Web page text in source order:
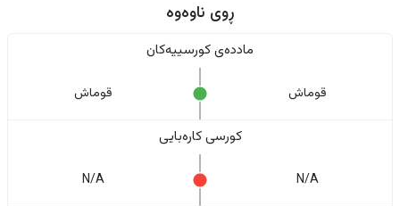
ڕوی ناوەوە
ماددەی کورسییەکان
قوماش قوماش
کورسی کارەبایی
N/A
N/A